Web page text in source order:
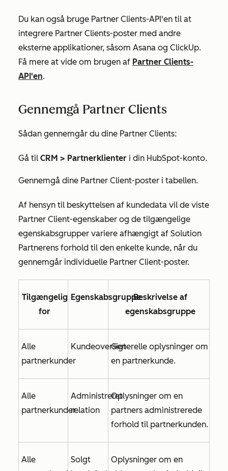
Du kan også bruge Partner Clients-API'en til at
integrere Partner Clients-poster med andre
eksterne applikationer, såsom Asana og ClickUp.
Få mere at vide om brugen af Partner Clients-
API'en.
Gennemgå Partner Clients
Sådan gennemgår du dine Partner Clients:
Gå til CRM > Partnerklienter i din HubSpot-konto.
Gennemgå dine Partner Client-poster i tabellen.
Af hensyn til beskyttelsen af kundedata vil de viste
Partner Client-egenskaber og de tilgængelige
egenskabsgrupper variere afhængigt af Solution
Partnerens forhold til den enkelte kunde, når du
gennemgår individuelle Partner Client-poster.
Tilgængelig
for
EgenskabsgruppeBeskrivelse af
egenskabsgruppe
Alle
partnerkunder
KundeoversigtGenerelle oplysninger om
en partnerkunde.
Alle
partnerkunder
Administreret
relation
Oplysninger om en
partners administrerede
forhold til partnerkunden.
Alle
Solgt
Oplysninger om en